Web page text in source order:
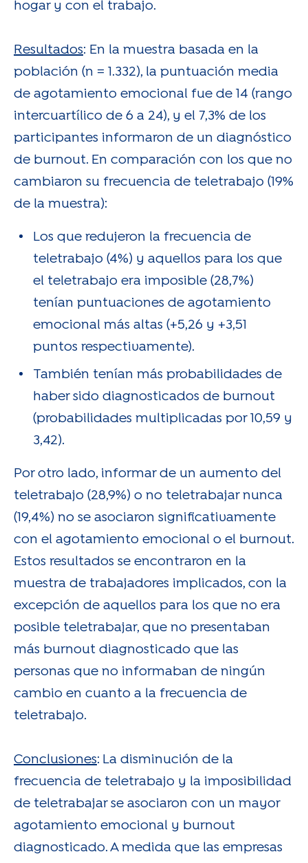
hogar y con el trabajo.
Resultados: En la muestra basada en la
población (n = 1.332), la puntuación media
de agotamiento emocional fue de 14 (rango
intercuartílico de 6 a 24), y el 7,3% de los
participantes informaron de un diagnóstico
de burnout. En comparación con los que no
cambiaron su frecuencia de teletrabajo (19%
de la muestra):
Los que redujeron la frecuencia de
teletrabajo (4%) y aquellos para los que
el teletrabajo era imposible (28,7%)
tenían puntuaciones de agotamiento
emocional más altas (+5,26 y +3,51
puntos respectivamente).
También tenían más probabilidades de
haber sido diagnosticados de burnout
(probabilidades multiplicadas por 10,59 y
3,42).
Por otro lado, informar de un aumento del
teletrabajo (28,9%) o no teletrabajar nunca
(19,4%) no se asociaron significativamente
con el agotamiento emocional o el burnout.
Estos resultados se encontraron en la
muestra de trabajadores implicados, con la
excepción de aquellos para los que no era
posible teletrabajar, que no presentaban
más burnout diagnosticado que las
personas que no informaban de ningún
cambio en cuanto a la frecuencia de
teletrabajo.
Conclusiones: La disminución de la
frecuencia de teletrabajo y la imposibilidad
de teletrabajar se asociaron con un mayor
agotamiento emocional y burnout
diagnosticado. A medida que las empresas